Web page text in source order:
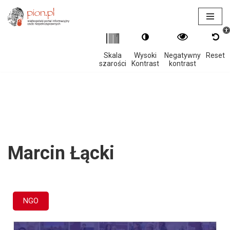
Skala
szarości
Wysoki
Kontrast
Negatywny
kontrast
Reset
Przejdź
Marcin Łącki
NGO